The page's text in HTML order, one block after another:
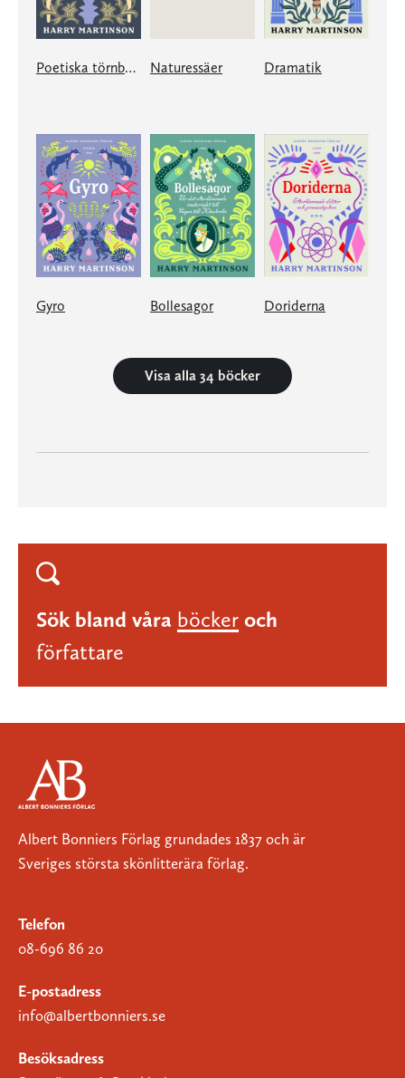
Poetiska törnbuskar i mängd Naturessäer Dramatik
Gyro Bollesagor Doriderna
Visa alla 34 böcker
Sök bland våra böcker och
författare
Albert Bonniers Förlag grundades 1837 och är
Sveriges största skönlitterära förlag.
Telefon
08-696 86 20
E-postadress
info@albertbonniers.se
Besöksadress